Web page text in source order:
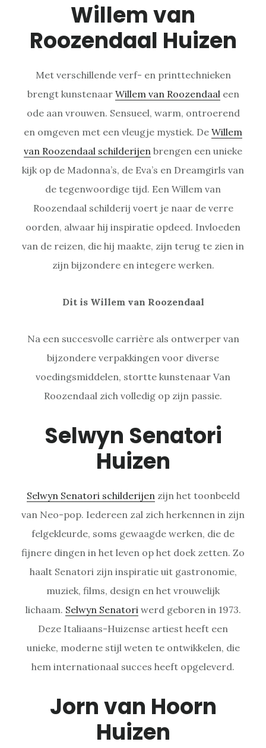
Willem van
Roozendaal Huizen
Met verschillende verf- en printtechnieken
brengt kunstenaar Willem van Roozendaal een
ode aan vrouwen. Sensueel, warm, ontroerend
en omgeven met een vleugje mystiek. De Willem
van Roozendaal schilderijen brengen een unieke
kijk op de Madonna’s, de Eva’s en Dreamgirls van
de tegenwoordige tijd. Een Willem van
Roozendaal schilderij voert je naar de verre
oorden, alwaar hij inspiratie opdeed. Invloeden
van de reizen, die hij maakte, zijn terug te zien in
zijn bijzondere en integere werken.
Dit is Willem van Roozendaal
Na een succesvolle carrière als ontwerper van
bijzondere verpakkingen voor diverse
voedingsmiddelen, stortte kunstenaar Van
Roozendaal zich volledig op zijn passie.
Selwyn Senatori
Huizen
Selwyn Senatori schilderijen zijn het toonbeeld
van Neo-pop. Iedereen zal zich herkennen in zijn
felgekleurde, soms gewaagde werken, die de
fijnere dingen in het leven op het doek zetten. Zo
haalt Senatori zijn inspiratie uit gastronomie,
muziek, films, design en het vrouwelijk
lichaam. Selwyn Senatori werd geboren in 1973.
Deze Italiaans-Huizense artiest heeft een
unieke, moderne stijl weten te ontwikkelen, die
hem internationaal succes heeft opgeleverd.
Jorn van Hoorn
Huizen